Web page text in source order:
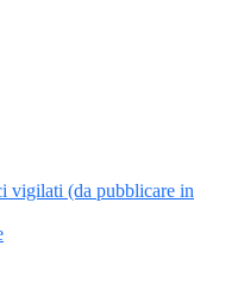
vigilati (da pubblicare in